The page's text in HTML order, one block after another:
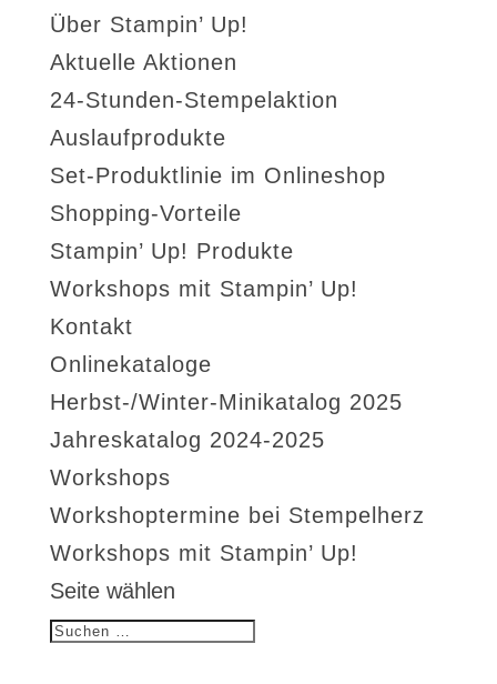
Über Stampin’ Up!
Aktuelle Aktionen
24-Stunden-Stempelaktion
Auslaufprodukte
Set-Produktlinie im Onlineshop
Shopping-Vorteile
Stampin’ Up! Produkte
Workshops mit Stampin’ Up!
Kontakt
Onlinekataloge
Herbst-/Winter-Minikatalog 2025
Jahreskatalog 2024-2025
Workshops
Workshoptermine bei Stempelherz
Workshops mit Stampin’ Up!
Seite wählen